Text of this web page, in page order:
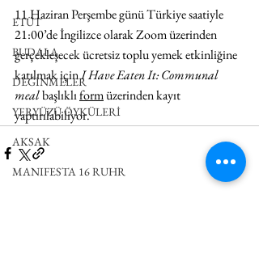
ETÜT
BUDALA
DEĞİNMELER
YERYÜZÜ ÖYKÜLERİ
AKSAK
MANIFESTA 16 RUHR
11 Haziran Perşembe günü Türkiye saatiyle
21:00’de İngilizce olarak Zoom üzerinden
gerçekleşecek ücretsiz toplu yemek etkinliğine
katılmak için I Have Eaten It: Communal
meal başlıklı form üzerinden kayıt
yaptırılabiliyor.